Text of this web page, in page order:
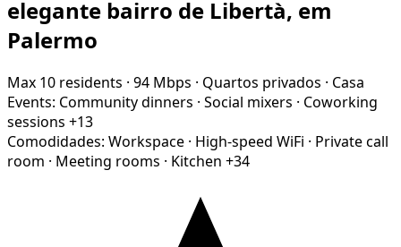
elegante bairro de Libertà, em
Palermo
Max 10 residents · 94 Mbps · Quartos privados · Casa
Events: Community dinners · Social mixers · Coworking
sessions +13
Comodidades: Workspace · High-speed WiFi · Private call
room · Meeting rooms · Kitchen +34